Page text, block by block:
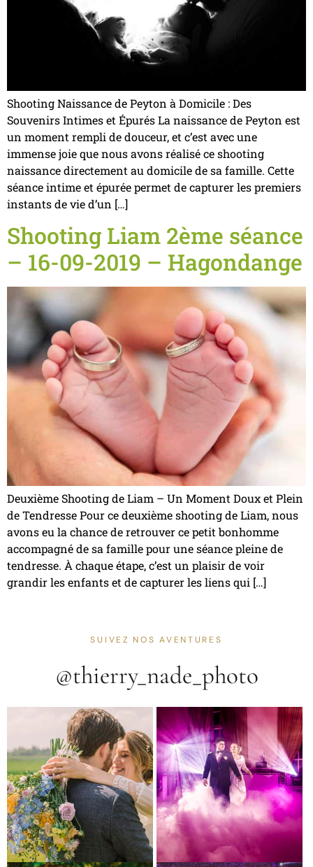
Shooting Naissance de Peyton à Domicile : Des
Souvenirs Intimes et Épurés La naissance de Peyton est
un moment rempli de douceur, et c’est avec une
immense joie que nous avons réalisé ce shooting
naissance directement au domicile de sa famille. Cette
séance intime et épurée permet de capturer les premiers
instants de vie d’un […]
Shooting Liam 2ème séance
– 16-09-2019 – Hagondange
Deuxième Shooting de Liam – Un Moment Doux et Plein
de Tendresse Pour ce deuxième shooting de Liam, nous
avons eu la chance de retrouver ce petit bonhomme
accompagné de sa famille pour une séance pleine de
tendresse. À chaque étape, c’est un plaisir de voir
grandir les enfants et de capturer les liens qui […]
SUIVEZ NOS AVENTURES
@thierry_nade_photo